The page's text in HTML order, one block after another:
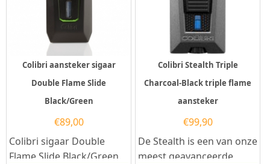
Colibri aansteker sigaar
Double Flame Slide
Black/Green
€89,00
Colibri sigaar Double
Flame Slide Black/Green.
Colibri Stealth Triple
Charcoal-Black triple flame
aansteker
€99,90
De Stealth is een van onze
meest geavanceerde